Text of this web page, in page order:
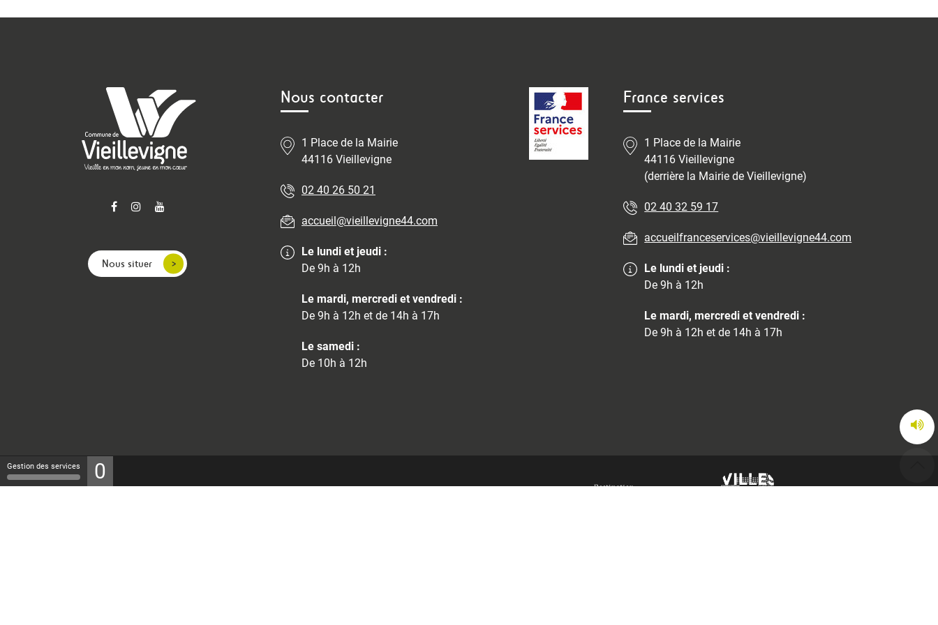
Nous situer
Nous contacter
1 Place de la Mairie
44116 Vieillevigne
02 40 26 50 21
accueil@vieillevigne44.com
Le lundi et jeudi :
De 9h à 12h
Le mardi, mercredi et vendredi :
De 9h à 12h et de 14h à 17h
Le samedi :
De 10h à 12h
France services
1 Place de la Mairie
44116 Vieillevigne
(derrière la Mairie de Vieillevigne)
02 40 32 59 17
accueilfranceservices@vieillevigne44.com
Le lundi et jeudi :
De 9h à 12h
Le mardi, mercredi et vendredi :
De 9h à 12h et de 14h à 17h
Gestion des services 0